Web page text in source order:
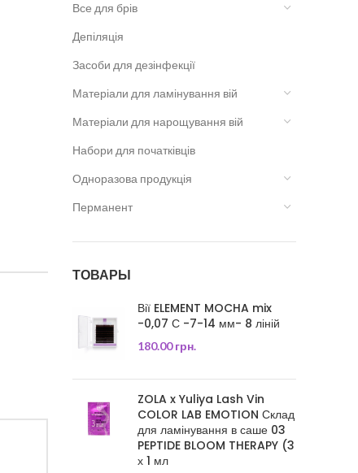
Все для брів
Депіляція
Засоби для дезінфекції
Матеріали для ламінування вій
Матеріали для нарощування вій
Набори для початківців
Одноразова продукція
Перманент
ТОВАРЫ
Вії ELEMENT MOCHA mix
-0,07 С -7-14 мм- 8 ліній
180.00грн.
ZOLA x Yuliya Lash Vin
COLOR LAB EMOTION Склад
для ламінування в саше 03
PEPTIDE BLOOM THERAPY (3
х 1 мл